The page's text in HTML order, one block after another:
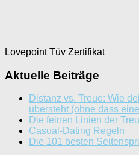
Lovepoint Tüv Zertifikat
Aktuelle Beiträge
Distanz vs. Treue: Wie
übersteht (ohne dass
Die feinen Linien der
Casual-Dating Regeln
Die 101 besten